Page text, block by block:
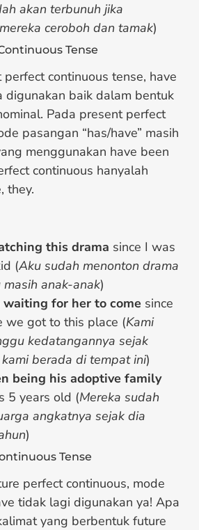
akan terbunuh jika
ceroboh dan tamak)
Tense
continuous tense, have
digunakan baik dalam bentuk
Pada present perfect
pasangan “has/have” masih
menggunakan have been
continuous hanyalah
they.
this drama since I was
(Aku sudah menonton drama
masih anak-anak)
waiting for her to come since
we got to this place (Kami
kedatangannya sejak
berada di tempat ini)
being his adoptive family
5 years old (Mereka sudah
angkatnya sejak dia
)
Tense
perfect continuous, mode
tidak lagi digunakan ya! Apa
yang berbentuk future